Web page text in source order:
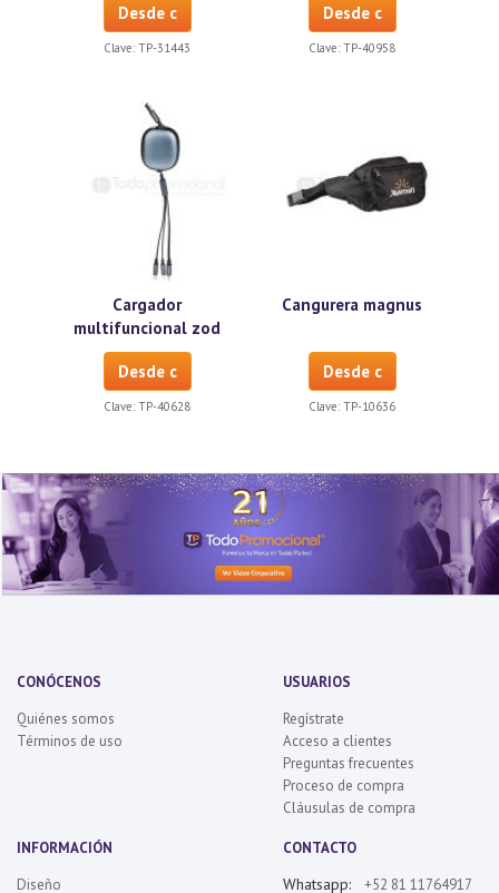
Desde c
Clave: TP-31443
Desde c
Clave: TP-40958
Cargador
multifuncional zod
Desde c
Clave: TP-40628
Cangurera magnus
Desde c
Clave: TP-10636
CONÓCENOS
Quiénes somos
Términos de uso
USUARIOS
Regístrate
Acceso a clientes
Preguntas frecuentes
Proceso de compra
Cláusulas de compra
INFORMACIÓN
Diseño
CONTACTO
Whatsapp: +52 81 11764917